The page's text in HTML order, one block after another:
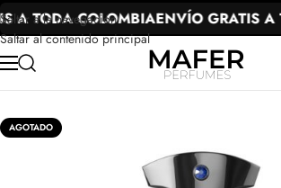
Saltar a la navegación
Saltar al contenido principal
A TODA COLOMBIAENVÍO GRATIS A
AGOTADO